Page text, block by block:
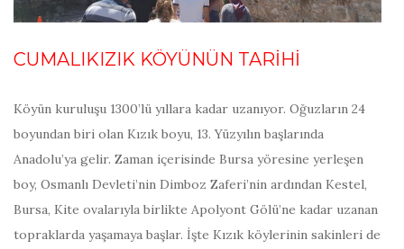
CUMALIKIZIK KÖYÜNÜN TARİHİ
Köyün kuruluşu 1300’lü yıllara kadar uzanıyor. Oğuzların 24
boyundan biri olan Kızık boyu, 13. Yüzyılın başlarında
Anadolu’ya gelir. Zaman içerisinde Bursa yöresine yerleşen
boy, Osmanlı Devleti’nin Dimboz Zaferi’nin ardından Kestel,
Bursa, Kite ovalarıyla birlikte Apolyont Gölü’ne kadar uzanan
topraklarda yaşamaya başlar. İşte Kızık köylerinin sakinleri de